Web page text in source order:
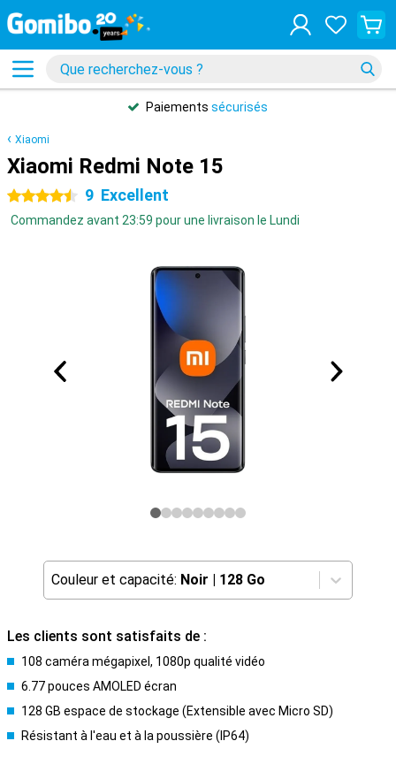
Paiements sécurisés
Xiaomi
Xiaomi Redmi Note 15
4.5 étoiles 9 Excellent
Commandez avant 23:59 pour une livraison le Lundi
Couleur et capacité: Noir | 128 Go
Les clients sont satisfaits de :
108 caméra mégapixel, 1080p qualité vidéo
6.77 pouces AMOLED écran
128 GB espace de stockage (Extensible avec Micro SD)
Résistant à l'eau et à la poussière (IP64)